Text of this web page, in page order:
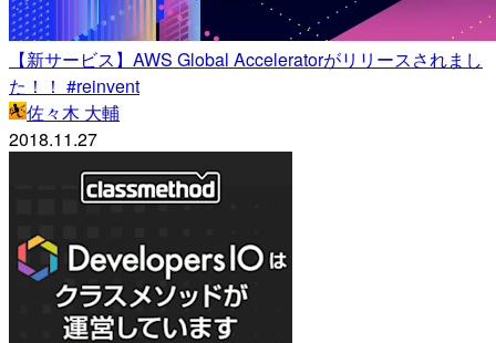
【新サービス】AWS Global Acceleratorがリリースされまし
た！！ #reinvent
佐々木 大輔
2018.11.27